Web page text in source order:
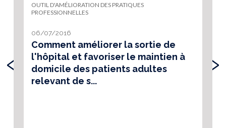
OUTIL D'AMÉLIORATION DES PRATIQUES
PROFESSIONNELLES
06/07/2016
Comment améliorer la sortie de
l'hôpital et favoriser le maintien à
domicile des patients adultes
relevant de s...
‹ ›